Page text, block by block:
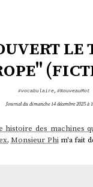
le
#vocabulaire, #NouveauMot
Journal du dimanche 14 décembre 2025 à
histoire des machines
,Monsieur Phim'a fait